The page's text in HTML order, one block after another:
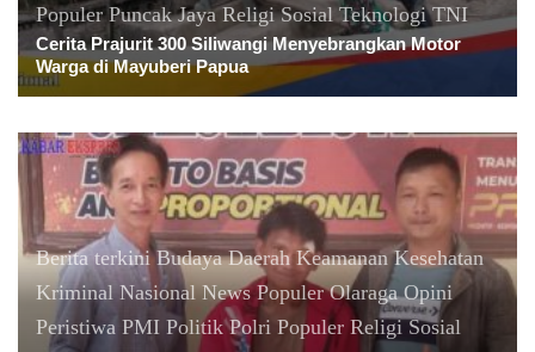
Populer Puncak Jaya Religi Sosial Teknologi TNI
Cerita Prajurit 300 Siliwangi Menyebrangkan Motor
Warga di Mayuberi Papua
Berita terkini Budaya Daerah Keamanan Kesehatan
Kriminal Nasional News Populer Olaraga Opini
Peristiwa PMI Politik Polri Populer Religi Sosial